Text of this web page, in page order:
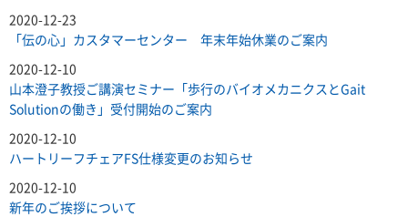
2020-12-23
「伝の心」カスタマーセンター 年末年始休業のご案内
2020-12-10
山本澄子教授ご講演セミナー「歩行のバイオメカニクスとGait
Solutionの働き」受付開始のご案内
2020-12-10
ハートリーフチェアFS仕様変更のお知らせ
2020-12-10
新年のご挨拶について